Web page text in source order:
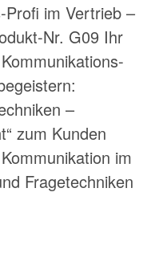
Profi im Vertrieb –
Nr. G09 Ihr
–
zum Kunden
im
Fragetechniken